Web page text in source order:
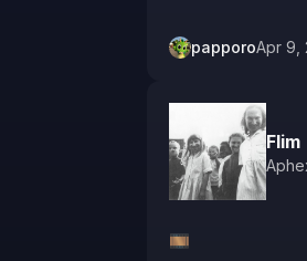
papporoApr 9,
Flim
🎞️